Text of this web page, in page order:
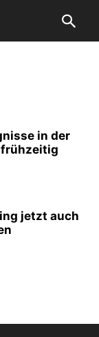
in der
jetzt auch